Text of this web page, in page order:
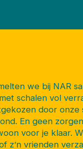
we bij NAR
schalen vol
door
En geen
voor je klaar.
z’n vrienden